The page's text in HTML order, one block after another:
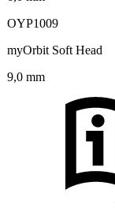
OYP1009
myOrbit Soft Head
9,0 mm